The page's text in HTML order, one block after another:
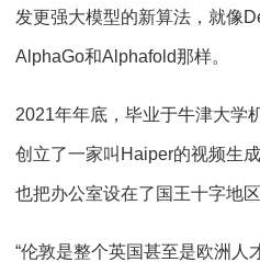
发更强大模型的新算法，就像
AlphaGo和Alphafold那样。
2021年年底，毕业于牛津大学
创立了一家叫Haiper的视频生
也把办公室设在了国王十字地区
“伦敦是整个英国甚至是欧洲人